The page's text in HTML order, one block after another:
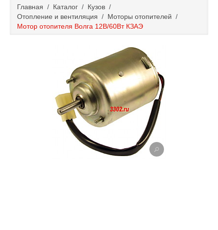
Каталог
Покупка и оплата
Главная / Каталог / Кузов /
Отопление и вентиляция / Моторы отопителей /
Мотор отопителя Волга 12В/60Вт КЗАЭ